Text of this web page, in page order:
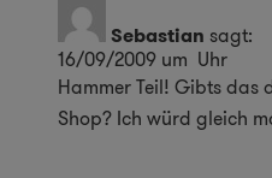
Sebastian sagt:
16/09/2009 um Uhr
Hammer Teil! Gibts das
Shop? Ich würd gleich